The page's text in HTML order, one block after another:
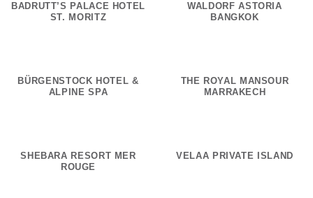
BADRUTT’S PALACE HOTEL
ST. MORITZ
WALDORF ASTORIA
BANGKOK
BÜRGENSTOCK HOTEL &
ALPINE SPA
THE ROYAL MANSOUR
MARRAKECH
SHEBARA RESORT MER
ROUGE
VELAA PRIVATE ISLAND